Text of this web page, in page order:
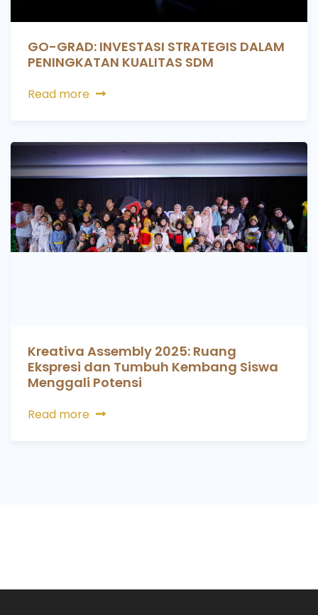
GO-GRAD: INVESTASI STRATEGIS DALAM
PENINGKATAN KUALITAS SDM
Read more
Kreativa Assembly 2025: Ruang
Ekspresi dan Tumbuh Kembang Siswa
Menggali Potensi
Read more